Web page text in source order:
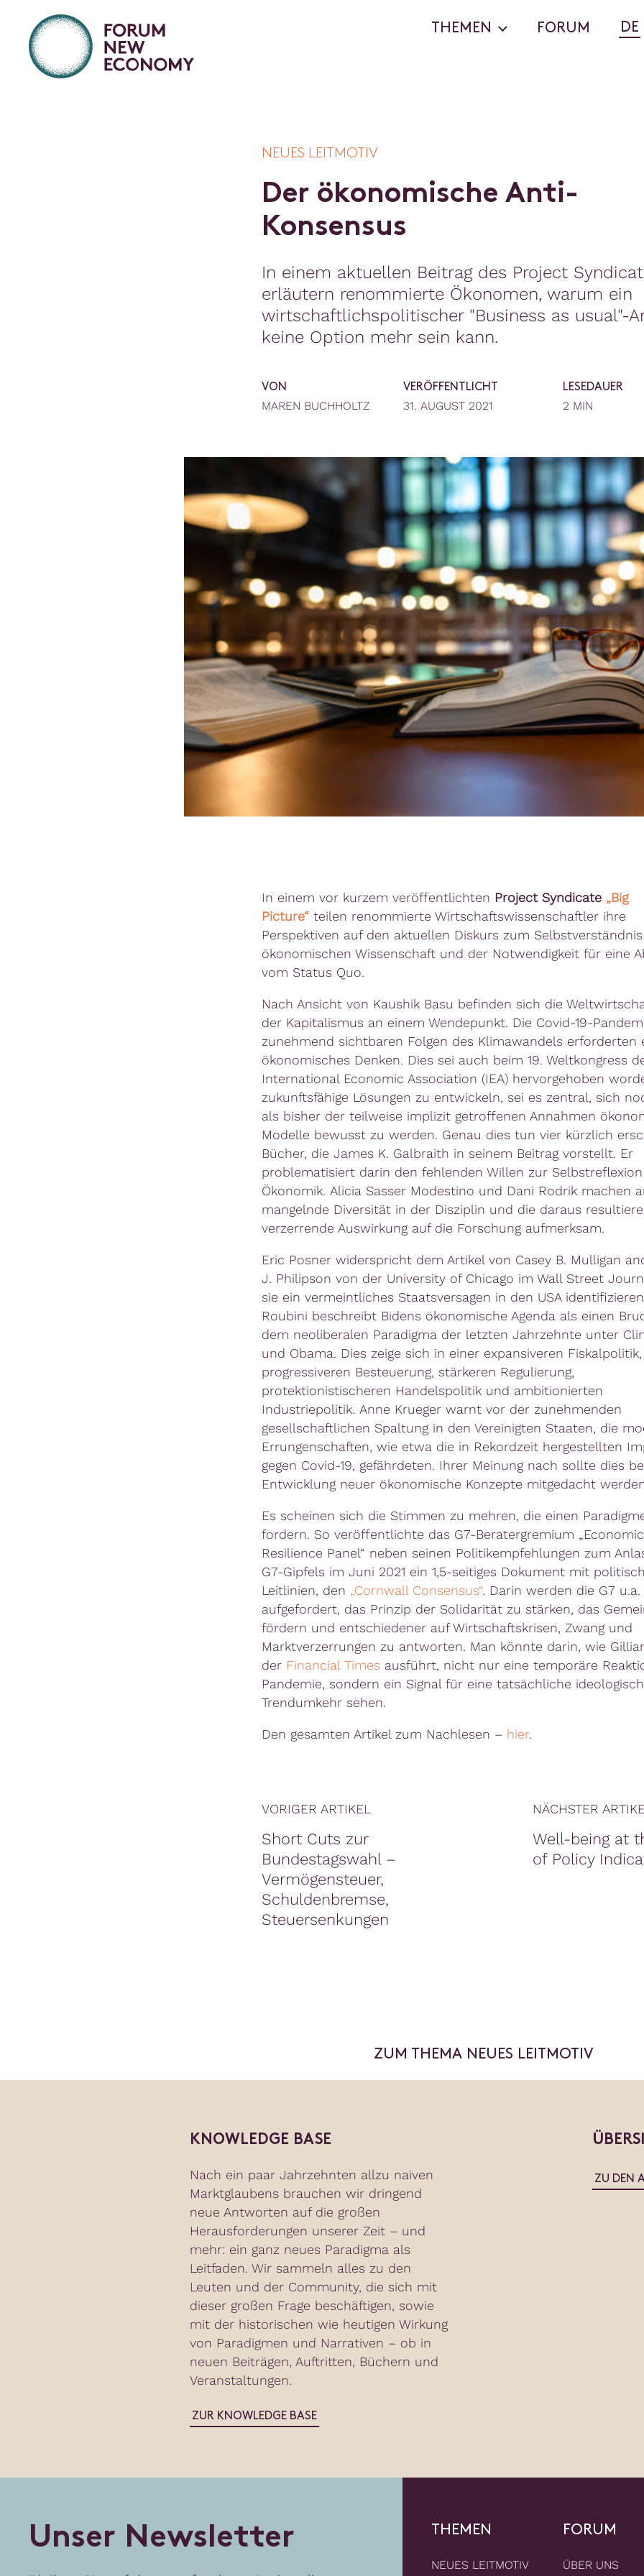
THEMEN FORUM DE
NEUES LEITMOTIV
Der ökonomische Anti-
Konsensus
In einem aktuellen Beitrag des Project
erläutern renommierte Ökonomen, warum ein
wirtschaftlichspolitischer "Business as usual"-
keine Option mehr sein kann.
VON
MAREN BUCHHOLTZ
VERÖFFENTLICHT
31. AUGUST 2021
LESEDAUER
2 MIN
In einem vor kurzem veröffentlichten Project Syndicate „Big
Picture“teilen renommierte Wirtschaftswissenschaftler ihre
Perspektiven auf den aktuellen Diskurs zum
ökonomischen Wissenschaft und der Notwendigkeit für eine
vom Status Quo.
Nach Ansicht von Kaushik Basu befinden sich die
der Kapitalismus an einem Wendepunkt. Die Covid-19-
zunehmend sichtbaren Folgen des Klimawandels erforderten
ökonomisches Denken. Dies sei auch beim 19. Weltkongress
International Economic Association (IEA) hervorgehoben
zukunftsfähige Lösungen zu entwickeln, sei es zentral, sich
als bisher der teilweise implizit getroffenen Annahmen
Modelle bewusst zu werden. Genau dies tun vier kürzlich
Bücher, die James K. Galbraith in seinem Beitrag vorstellt. Er
problematisiert darin den fehlenden Willen zur
Ökonomik. Alicia Sasser Modestino und Dani Rodrik machen
mangelnde Diversität in der Disziplin und die daraus
verzerrende Auswirkung auf die Forschung aufmerksam.
Eric Posner widerspricht dem Artikel von Casey B. Mulligan
J. Philipson von der University of Chicago im Wall Street
sie ein vermeintliches Staatsversagen in den USA
Roubini beschreibt Bidens ökonomische Agenda als einen
dem neoliberalen Paradigma der letzten Jahrzehnte unter
und Obama. Dies zeige sich in einer expansiveren Fiskalpolitik,
progressiveren Besteuerung, stärkeren Regulierung,
protektionistischeren Handelspolitik und ambitionierten
Industriepolitik. Anne Krueger warnt vor der zunehmenden
gesellschaftlichen Spaltung in den Vereinigten Staaten, die
Errungenschaften, wie etwa die in Rekordzeit hergestellten
gegen Covid-19, gefährdeten. Ihrer Meinung nach sollte dies
Entwicklung neuer ökonomische Konzepte mitgedacht
Es scheinen sich die Stimmen zu mehren, die einen
fordern. So veröffentlichte das G7-Beratergremium „Economic
Resilience Panel“ neben seinen Politikempfehlungen zum
G7-Gipfels im Juni 2021 ein 1,5-seitiges Dokument mit
Leitlinien, den „Cornwall Consensus“. Darin werden die G7 u.a.
aufgefordert, das Prinzip der Solidarität zu stärken, das
fördern und entschiedener auf Wirtschaftskrisen, Zwang und
Marktverzerrungen zu antworten. Man könnte darin, wie
der Financial Times ausführt, nicht nur eine temporäre
Pandemie, sondern ein Signal für eine tatsächliche
Trendumkehr sehen.
Den gesamten Artikel zum Nachlesen – hier.
VORIGER ARTIKEL
Short Cuts zur
Bundestagswahl –
Vermögensteuer,
Schuldenbremse,
Steuersenkungen
NÄCHSTER
Well-being at
of Policy
ZUM THEMA NEUES LEITMOTIV
KNOWLEDGE BASE
Nach ein paar Jahrzehnten allzu naiven
Marktglaubens brauchen wir dringend
neue Antworten auf die großen
Herausforderungen unserer Zeit – und
mehr: ein ganz neues Paradigma als
Leitfaden. Wir sammeln alles zu den
Leuten und der Community, die sich mit
dieser großen Frage beschäftigen, sowie
mit der historischen wie heutigen Wirkung
von Paradigmen und Narrativen – ob in
neuen Beiträgen, Auftritten, Büchern und
Veranstaltungen.
ZUR KNOWLEDGE BASE
ZU DEN
Unser Newsletter THEMEN
NEUES LEITMOTIV
FORUM
ÜBER UNS